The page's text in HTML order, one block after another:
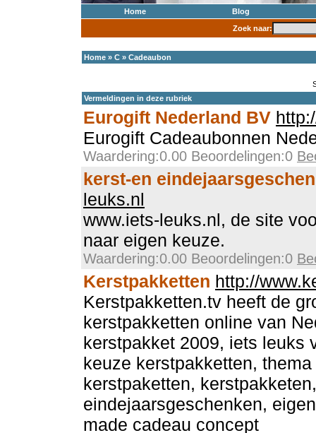
Home
Blog
Zoek naar:
Home » C » Cadeaubon
Vermeldingen in deze rubriek
Eurogift Nederland BV
Eurogift Cadeaubonnen
Waardering:0.00 Beoordelingen:0
kerst-en
leuks.nl
www.iets-leuks.nl, de site
naar eigen keuze.
Waardering:0.00 Beoordelingen:0
Kerstpakketten http://
Kerstpakketten.tv heeft de
kerstpakketten online van
kerstpakket 2009, iets leuks
keuze kerstpakketten,
kerstpaketten,
eindejaarsgeschenken,
made cadeau concept